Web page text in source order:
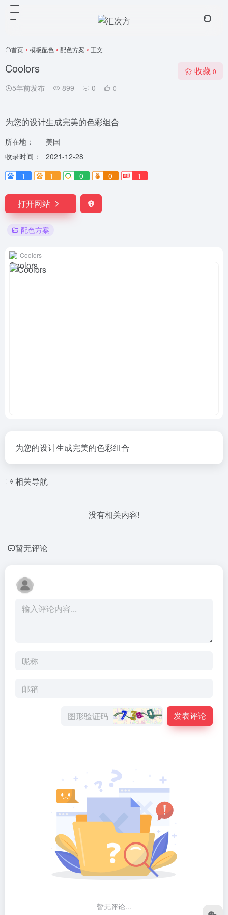
首页 • 模板配色 • 配色方案 • 正文
Coolors
5年前发布 899 0 0
收藏 0
为您的设计生成完美的色彩组合
所在地：
美国
收录时间：
2021-12-28
1
1- 0 0 1
打开网站
配色方案
Coolors
为您的设计生成完美的色彩组合
相关导航
没有相关内容!
暂无评论
发表评论
暂无评论...